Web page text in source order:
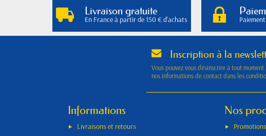
Livraison gratuite
En France à partir de 150 € d'achats
Inscription à la
Vous pouvez vous désinscrire à tout
nos informations de contact dans les
Informations
Livraisons et retours
Nos
Promotions